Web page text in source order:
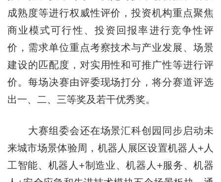
成熟度等进行权威性评价，投资机构重点聚焦
商业模式可行性、投资回报率进行竞争性评
价，需求单位重点考察技术与产业发展、场景
建设的匹配度，对实用性和可推广性等进行评
价。每场决赛由评委现场打分，将分赛道评选
出一、二、三等奖及若干优秀奖。
大赛组委会还在场景汇科创园同步启动未
来城市场景体验周，机器人展区设置机器人+人
工智能、机器人+制造业、机器人+服务、机器